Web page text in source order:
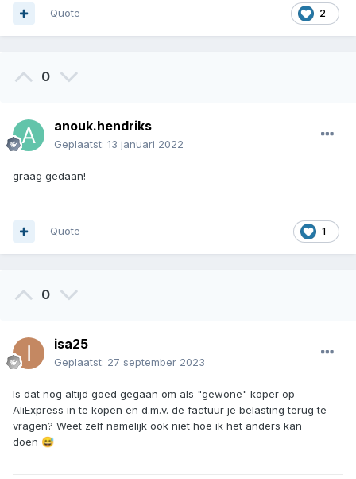
2
Quote
0
anouk.hendriks
Geplaatst: 13 januari 2022
graag gedaan!
1
Quote
0
isa25
Geplaatst: 27 september 2023
Is dat nog altijd goed gegaan om als "gewone" koper op
AliExpress in te kopen en d.m.v. de factuur je belasting terug te
vragen? Weet zelf namelijk ook niet hoe ik het anders kan
doen 😅